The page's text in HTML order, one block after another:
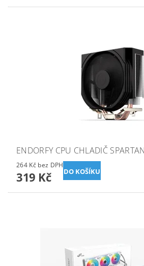
ENDORFY CPU CHLADIČ
264 Kč bez DPH
319 Kč